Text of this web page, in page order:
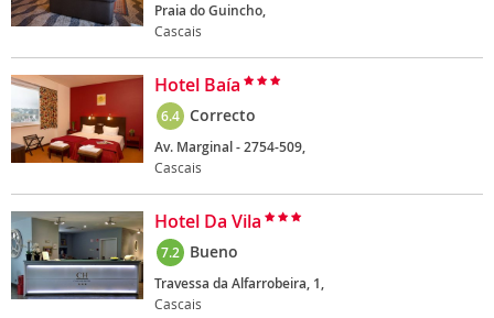
Praia do Guincho,
Cascais
Hotel Baía
6.4 Correcto
Av. Marginal - 2754-509,
Cascais
Hotel Da Vila
7.2 Bueno
Travessa da Alfarrobeira, 1,
Cascais